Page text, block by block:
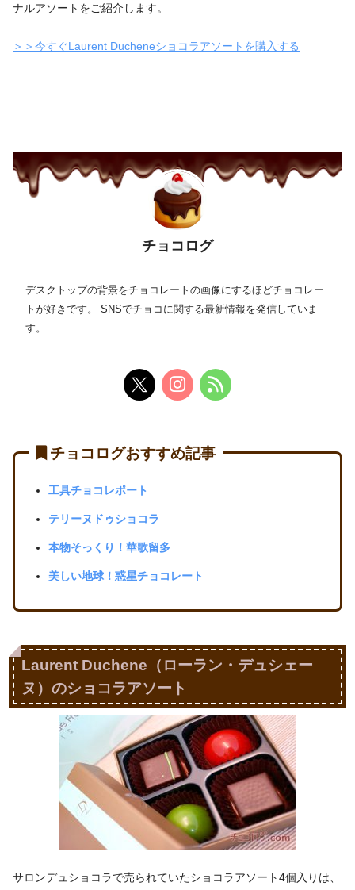
ナルアソートをご紹介します。
＞＞今すぐLaurent Ducheneショコラアソートを購入する
チョコログ
デスクトップの背景をチョコレートの画像にするほどチョコレー
トが好きです。 SNSでチョコに関する最新情報を発信していま
す。
チョコログおすすめ記事
工具チョコレポート
テリーヌドゥショコラ
本物そっくり！華歌留多
美しい地球！惑星チョコレート
Laurent Duchene（ローラン・デュシェー
ヌ）のショコラアソート
サロンデュショコラで売られていたショコラアソート4個入りは、